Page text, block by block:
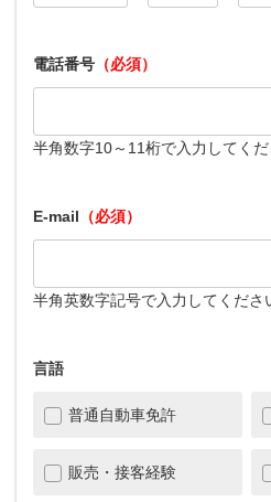
電話番号 （必須）
半角数字10～11桁で入力してくだ
E-mail （必須）
半角英数字記号で入力してくださ
言語
普通自動車免許
販売・接客経験